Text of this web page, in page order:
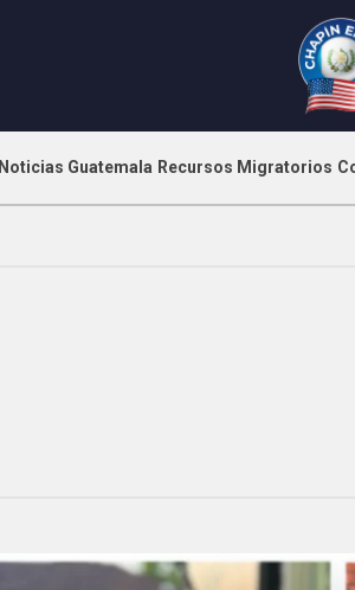
Noticias Guatemala Recursos Migratorios